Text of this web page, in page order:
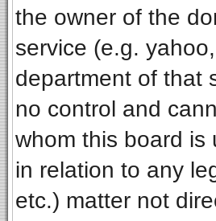
the owner of the
service (e.g.
department of that
no control and
whom this board is
in relation to any
etc.) matter not